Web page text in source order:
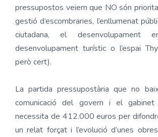
pressupostos veiem que NO són
gestió d’escombraries, l’enllumenat
ciutadana, el desenvolupament
desenvolupament turístic o l’espai
però cert).
La partida pressupostària que no
comunicació del govern i el gabinet
necessita de 412.000 euros per
un relat forçat i l’evolució d’unes